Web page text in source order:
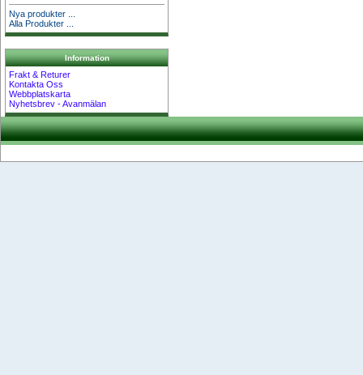
Nya produkter ...
Alla Produkter ...
Information
Frakt & Returer
Kontakta Oss
Webbplatskarta
Nyhetsbrev - Avanmälan